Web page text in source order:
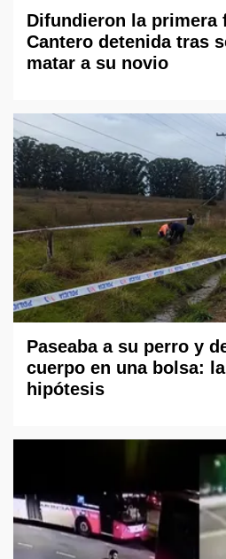
Difundieron la primera
Cantero detenida tras
matar a su novio
Paseaba a su perro y
cuerpo en una bolsa:
hipótesis